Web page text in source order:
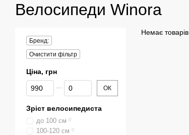
Велосипеди Winora
Немає товарів
Бренд:
Очистити фільтр
Ціна, грн
Від Ціна, грн
До Ціна, грн ОК
Зріст велосипедиста
до 100 см 0
100-120 см 0